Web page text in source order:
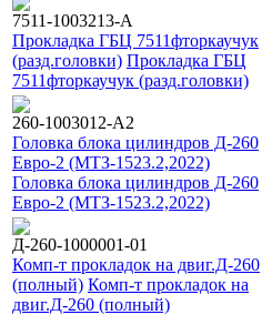
7511-1003213-А
Прокладка ГБЦ 7511фторкаучук
(разд.головки) Прокладка ГБЦ
7511фторкаучук (разд.головки)
260-1003012-А2
Головка блока цилиндров Д-260
Евро-2 (МТЗ-1523.2,2022)
Головка блока цилиндров Д-260
Евро-2 (МТЗ-1523.2,2022)
Д-260-1000001-01
Комп-т прокладок на двиг.Д-260
(полный) Комп-т прокладок на
двиг.Д-260 (полный)